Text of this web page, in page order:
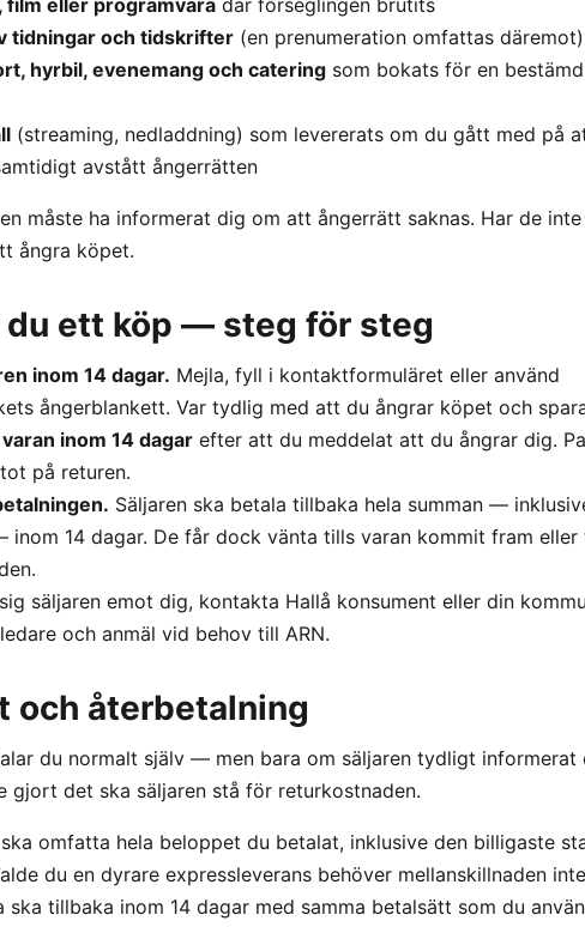
film eller programvara där förseglingen brutits
tidningar och tidskrifter (en prenumeration omfattas däremot)
hyrbil, evenemang och catering som bokats för en
(streaming, nedladdning) som levererats om du gått med på
avstått ångerrätten
måste ha informerat dig om att ångerrätt saknas. Har de
ångra köpet.
du ett köp — steg för steg
inom 14 dagar. Mejla, fyll i kontaktformuläret eller använd
ångerblankett. Var tydlig med att du ångrar köpet och
inom 14 dagar efter att du meddelat att du ångrar dig.
på returen.
Säljaren ska betala tillbaka hela summan —
14 dagar. De får dock vänta tills varan kommit fram eller
säljaren emot dig, kontakta Hallå konsument eller din
och anmäl vid behov till ARN.
och återbetalning
du normalt själv — men bara om säljaren tydligt informerat
gjort det ska säljaren stå för returkostnaden.
ska omfatta hela beloppet du betalat, inklusive den billigaste
du en dyrare expressleverans behöver mellanskillnaden
ska tillbaka inom 14 dagar med samma betalsätt som du